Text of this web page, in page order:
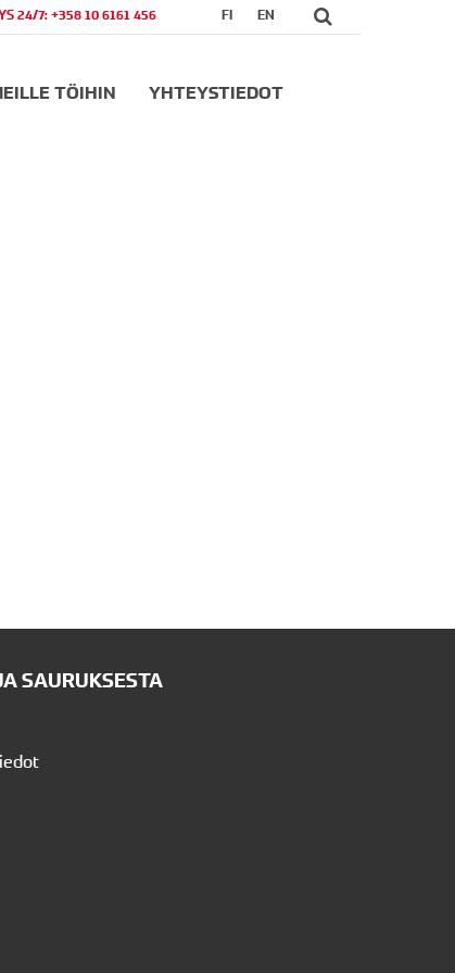
FI EN
24/7: +358 10 6161 456
TÖIHIN YHTEYSTIEDOT
SAURUKSESTA